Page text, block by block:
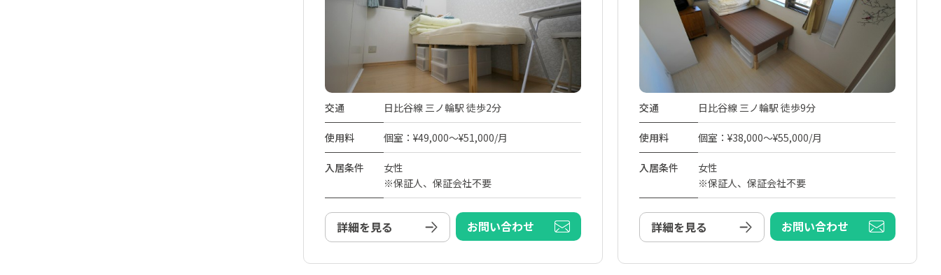
交通 日比谷線 三ノ輪駅 徒歩2分
使用料 個室：¥49,000～¥51,000/月
入居条件
女性
※保証人、保証会社不要
詳細を見る お問い合わせ
交通 日比谷線 三ノ輪駅 徒歩9分
使用料 個室：¥38,000～¥55,000/月
入居条件
女性
※保証人、保証会社不要
詳細を見る お問い合わせ